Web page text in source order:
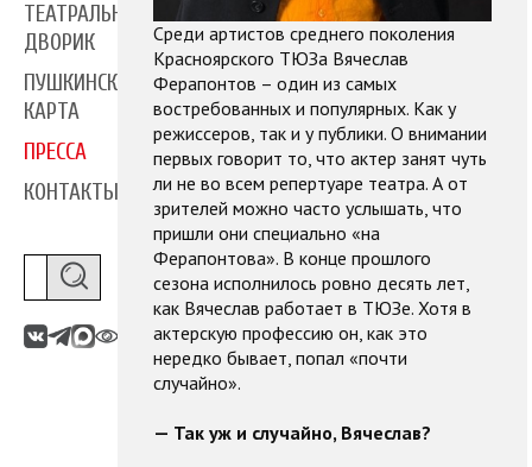
ТЕАТРАЛЬНЫЙ
ДВОРИК
ПУШКИНСКАЯ
КАРТА
ПРЕССА
КОНТАКТЫ
Среди артистов среднего поколения
Красноярского ТЮЗа Вячеслав
Ферапонтов – один из самых
востребованных и популярных. Как у
режиссеров, так и у публики. О внимании
первых говорит то, что актер занят чуть
ли не во всем репертуаре театра. А от
зрителей можно часто услышать, что
пришли они специально «на
Ферапонтова». В конце прошлого
сезона исполнилось ровно десять лет,
как Вячеслав работает в ТЮЗе. Хотя в
актерскую профессию он, как это
нередко бывает, попал «почти
случайно».
— Так уж и случайно, Вячеслав?